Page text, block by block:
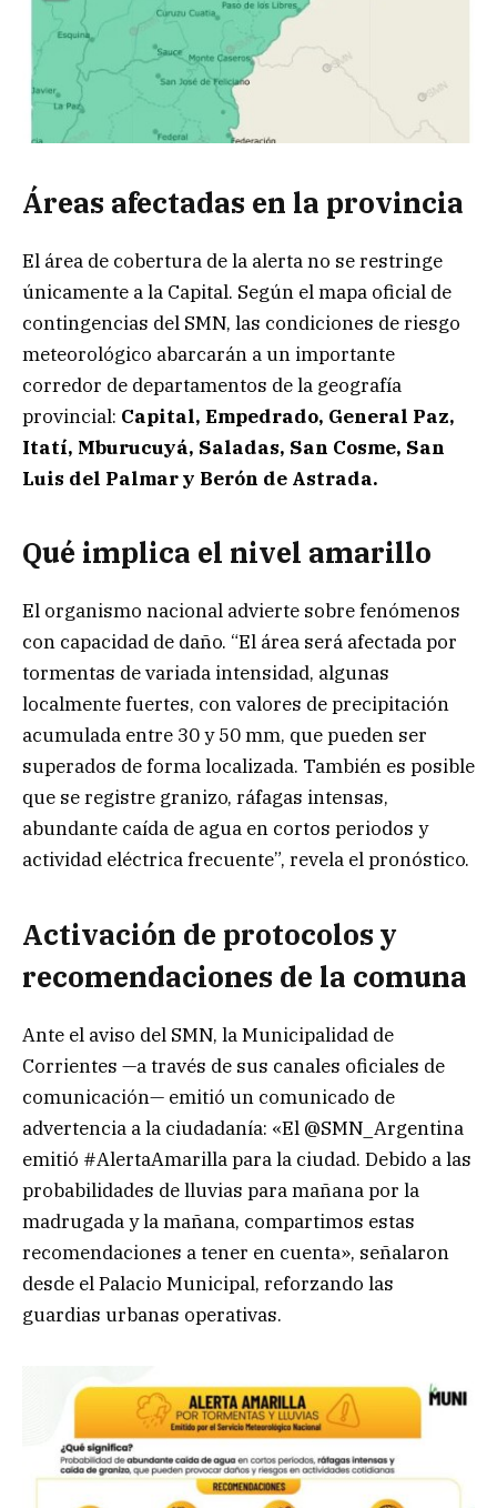
Áreas afectadas en la provincia
El área de cobertura de la alerta no se restringe
únicamente a la Capital. Según el mapa oficial de
contingencias del SMN, las condiciones de riesgo
meteorológico abarcarán a un importante
corredor de departamentos de la geografía
provincial: Capital, Empedrado, General Paz,
Itatí, Mburucuyá, Saladas, San Cosme, San
Luis del Palmar y Berón de Astrada.
Qué implica el nivel amarillo
El organismo nacional advierte sobre fenómenos
con capacidad de daño. “El área será afectada por
tormentas de variada intensidad, algunas
localmente fuertes, con valores de precipitación
acumulada entre 30 y 50 mm, que pueden ser
superados de forma localizada. También es posible
que se registre granizo, ráfagas intensas,
abundante caída de agua en cortos periodos y
actividad eléctrica frecuente”, revela el pronóstico.
Activación de protocolos y
recomendaciones de la comuna
Ante el aviso del SMN, la Municipalidad de
Corrientes —a través de sus canales oficiales de
comunicación— emitió un comunicado de
advertencia a la ciudadanía: «El @SMN_Argentina
emitió #AlertaAmarilla para la ciudad. Debido a las
probabilidades de lluvias para mañana por la
madrugada y la mañana, compartimos estas
recomendaciones a tener en cuenta», señalaron
desde el Palacio Municipal, reforzando las
guardias urbanas operativas.